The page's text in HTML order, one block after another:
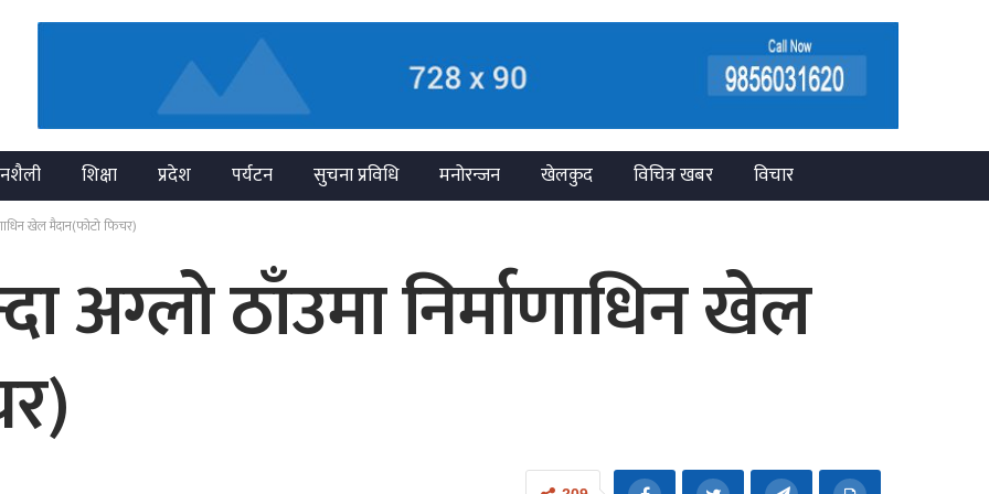
शिक्षा प्रदेश पर्यटन सुचना प्रविधि मनोरन्जन खेलकुद विचित्र खबर
विचार
खेल मैदान(फोटो फिचर)
अग्लो ठाँउमा निर्माणाधिन खेल